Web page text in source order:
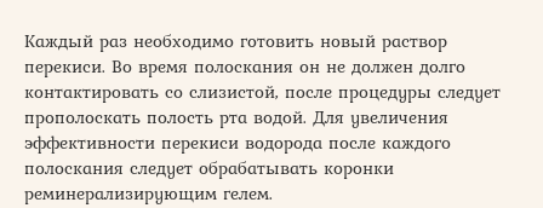
Каждый раз необходимо готовить новый раствор
перекиси. Во время полоскания он не должен долго
контактировать со слизистой, после процедуры следует
прополоскать полость рта водой. Для увеличения
эффективности перекиси водорода после каждого
полоскания следует обрабатывать коронки
реминерализирующим гелем.